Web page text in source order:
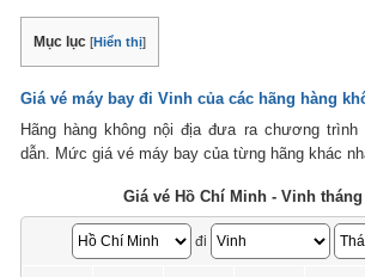
Mục lục [Hiển thị]
Giá vé máy bay đi Vinh của các hãng hàng
Hãng hàng không nội địa đưa ra chương trình
dẫn. Mức giá vé máy bay của từng hãng khác
Giá vé Hồ Chí Minh - Vinh tháng
đi